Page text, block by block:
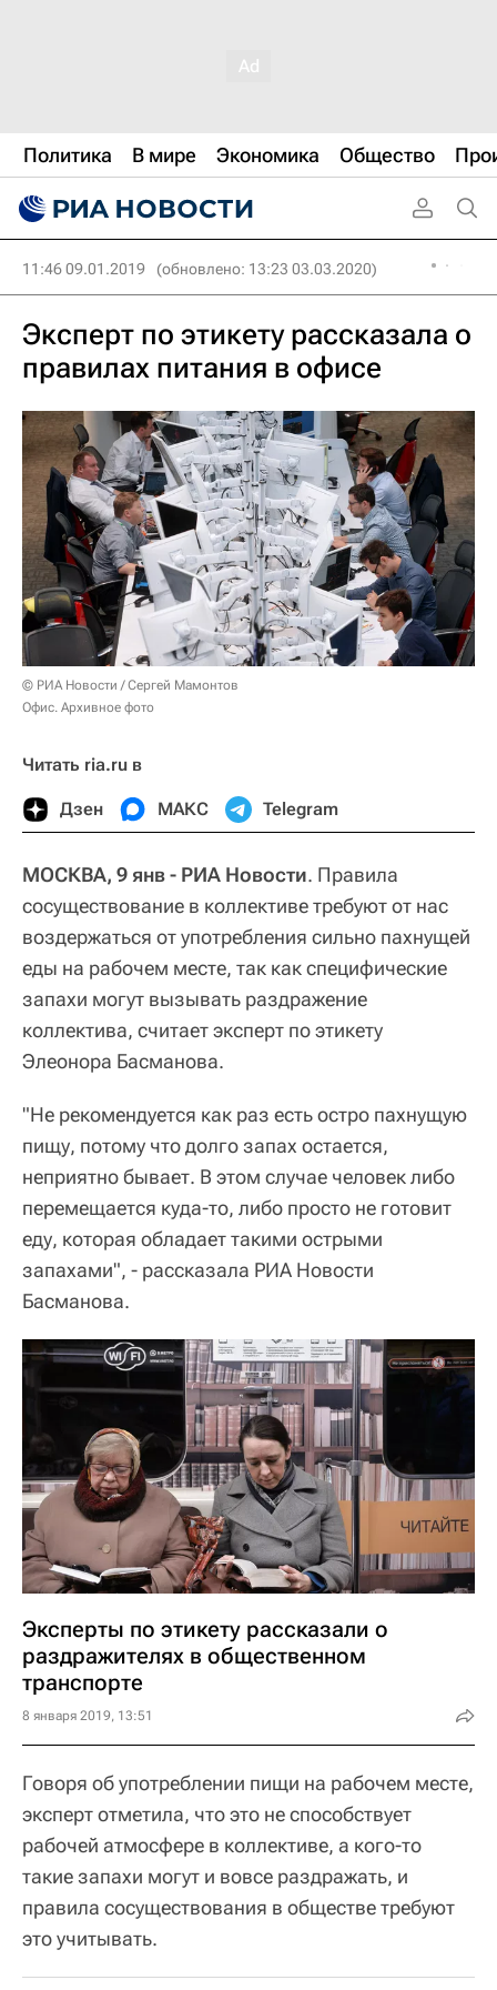
Политика В мире Экономика Общество
11:46 09.01.2019 (обновлено: 13:23 03.03.2020)
Эксперт по этикету рассказала о
правилах питания в офисе
© РИА Новости / Сергей Мамонтов
Офис. Архивное фото
Читать ria.ru в
Дзен МАКС Telegram
МОСКВА, 9 янв - РИА Новости. Правила
сосуществование в коллективе требуют от нас
воздержаться от употребления сильно пахнущей
еды на рабочем месте, так как специфические
запахи могут вызывать раздражение
коллектива, считает эксперт по этикету
Элеонора Басманова.
"Не рекомендуется как раз есть остро пахнущую
пищу, потому что долго запах остается,
неприятно бывает. В этом случае человек либо
перемещается куда-то, либо просто не готовит
еду, которая обладает такими острыми
запахами", - рассказала РИА Новости
Басманова.
Эксперты по этикету рассказали о
раздражителях в общественном
транспорте
8 января 2019, 13:51
Говоря об употреблении пищи на рабочем месте,
эксперт отметила, что это не способствует
рабочей атмосфере в коллективе, а кого-то
такие запахи могут и вовсе раздражать, и
правила сосуществования в обществе требуют
это учитывать.